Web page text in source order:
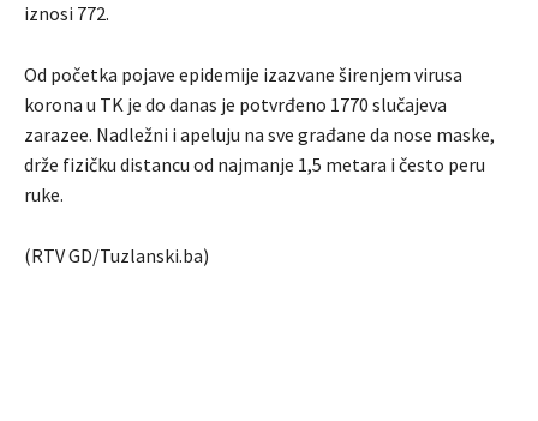
iznosi 772.
Od početka pojave epidemije izazvane širenjem virusa
korona u TK je do danas je potvrđeno 1770 slučajeva
zarazee. Nadležni i apeluju na sve građane da nose maske,
drže fizičku distancu od najmanje 1,5 metara i često peru
ruke.
(RTV GD/Tuzlanski.ba)